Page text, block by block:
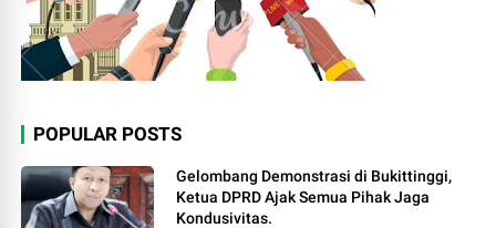
POPULAR POSTS
Gelombang Demonstrasi di Bukittinggi,
Ketua DPRD Ajak Semua Pihak Jaga
Kondusivitas.